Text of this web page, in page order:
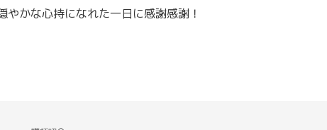
やかな心持になれた一日に感謝感謝！